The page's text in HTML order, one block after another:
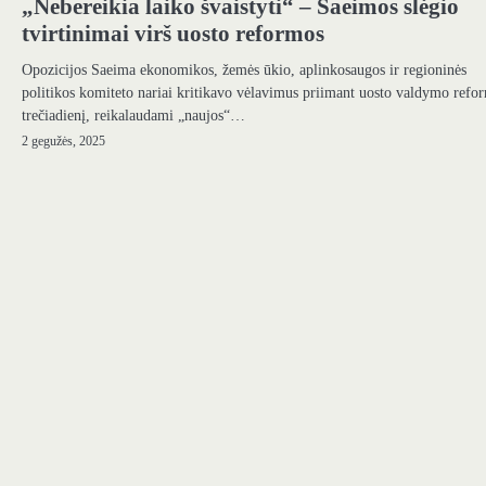
„Nebereikia laiko švaistyti“ – Saeimos slėgio
tvirtinimai virš uosto reformos
Opozicijos Saeima ekonomikos, žemės ūkio, aplinkosaugos ir regioninės
politikos komiteto nariai kritikavo vėlavimus priimant uosto valdymo
trečiadienį, reikalaudami „naujos“…
2 gegužės, 2025